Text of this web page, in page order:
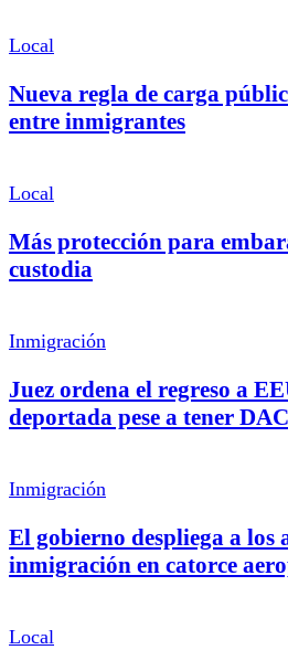
Local
Nueva regla de carga
entre inmigrantes
Local
Más protección para
custodia
Inmigración
Juez ordena el regreso a
deportada pese a tener
Inmigración
El gobierno despliega a los
inmigración en catorce
Local